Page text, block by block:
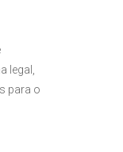
legal,
para o